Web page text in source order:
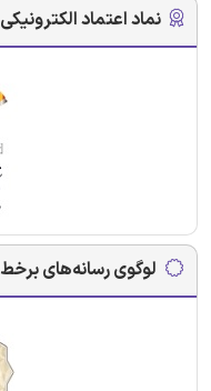
نماد اعتماد الکترونیکی
لوگوی رسانه‌های برخط